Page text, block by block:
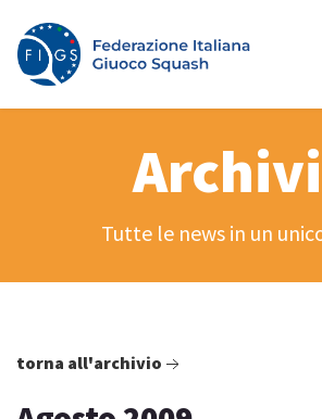
Tutte le news in un
torna all'archivio